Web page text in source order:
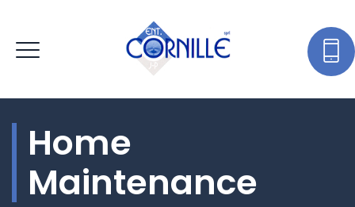
Home
Maintenance